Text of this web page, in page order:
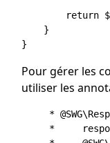
return
    }
Pour gérer les
utiliser les
*
*